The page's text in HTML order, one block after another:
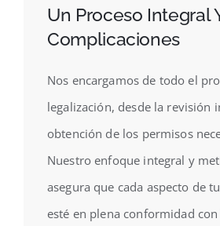
Un Proceso Integral
Complicaciones
Nos encargamos de todo el
legalización, desde la revisión
obtención de los permisos
Nuestro enfoque integral y
asegura que cada aspecto de
esté en plena conformidad con